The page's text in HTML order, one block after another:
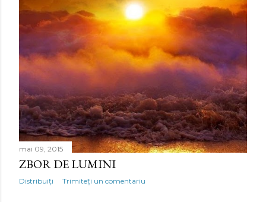
mai 09, 2015
ZBOR DE LUMINI
Distribuiți Trimiteți un comentariu